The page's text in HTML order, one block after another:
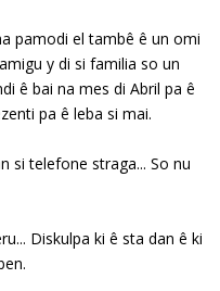
pamodi el tambê ê un omi
y di si familia so un
ê bai na mes di Abril pa ê
pa ê leba si mai.
si telefone straga... So nu
Diskulpa ki ê sta dan ê ki